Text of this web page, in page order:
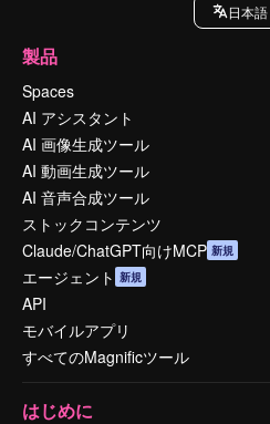
日本語
製品
Spaces
AI アシスタント
AI 画像生成ツール
AI 動画生成ツール
AI 音声合成ツール
ストックコンテンツ
Claude/ChatGPT向けMCP 新規
エージェント 新規
API
モバイルアプリ
すべてのMagnificツール
はじめに